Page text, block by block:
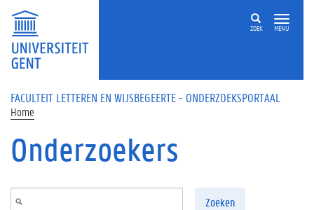
Overslaan en naar de inhoud gaan
ZOEK MENU
FACULTEIT LETTEREN EN WIJSBEGEERTE - ONDERZOEKSPORTAAL
Home
Onderzoekers
Zoeken